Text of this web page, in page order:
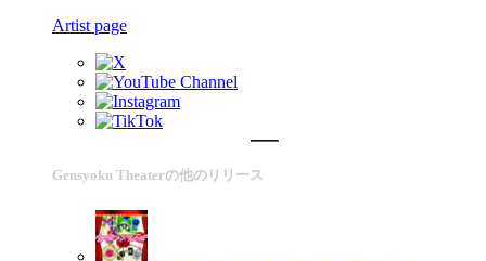
Artist page
Gensyoku Theaterの他のリリース